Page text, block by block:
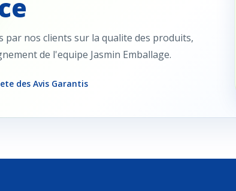
par nos clients sur la qualite des produits,
de l'equipe Jasmin Emballage.
des Avis Garantis